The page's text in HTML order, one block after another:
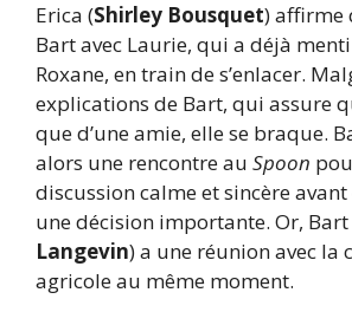
Erica (Shirley Bousquet) affirme
Bart avec Laurie, qui a déjà
Roxane, en train de s’enlacer.
explications de Bart, qui assure
que d’une amie, elle se braque.
alors une rencontre au Spoon
discussion calme et sincère
une décision importante. Or, Bart
Langevin) a une réunion avec la
agricole au même moment.